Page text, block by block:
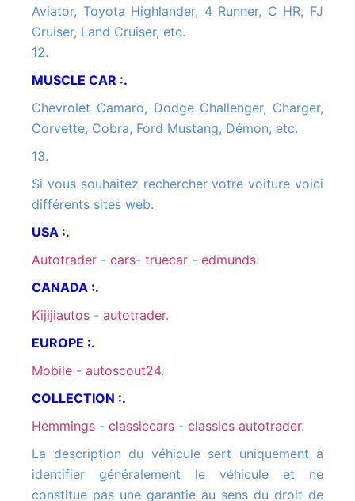
Aviator, Toyota Highlander, 4 Runner, C HR, FJ
Cruiser, Land Cruiser, etc.
12.
MUSCLE CAR :.
Chevrolet Camaro, Dodge Challenger, Charger,
Corvette, Cobra, Ford Mustang, Démon, etc.
13.
Si vous souhaitez rechercher votre voiture voici
différents sites web.
USA :.
autotrader - cars- truecar - edmunds.
CANADA :.
kijijiautos - autotrader.
EUROPE :.
mobile - autoscout24.
COLLECTION :.
hemmings - classiccars - classics autotrader.
La description du véhicule sert uniquement à
identifier généralement le véhicule et ne
constitue pas une garantie au sens du droit de